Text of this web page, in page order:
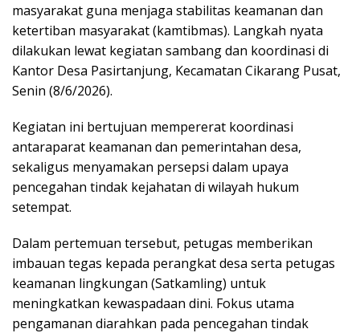
masyarakat guna menjaga stabilitas keamanan dan
ketertiban masyarakat (kamtibmas). Langkah nyata
dilakukan lewat kegiatan sambang dan koordinasi di
Kantor Desa Pasirtanjung, Kecamatan Cikarang Pusat,
Senin (8/6/2026).
Kegiatan ini bertujuan mempererat koordinasi
antaraparat keamanan dan pemerintahan desa,
sekaligus menyamakan persepsi dalam upaya
pencegahan tindak kejahatan di wilayah hukum
setempat.
Dalam pertemuan tersebut, petugas memberikan
imbauan tegas kepada perangkat desa serta petugas
keamanan lingkungan (Satkamling) untuk
meningkatkan kewaspadaan dini. Fokus utama
pengamanan diarahkan pada pencegahan tindak